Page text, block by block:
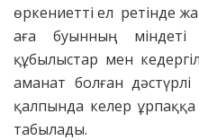
өркениетті ел ретінде
аға буынның
құбылыстар мен
аманат болған
қалпында келер
табылады.